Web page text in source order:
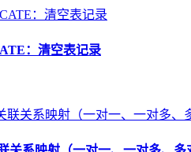
：清空表记录